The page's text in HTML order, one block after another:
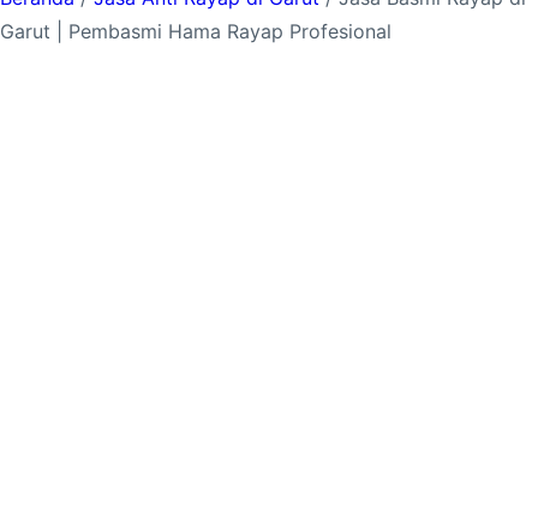
Garut | Pembasmi Hama Rayap Profesional